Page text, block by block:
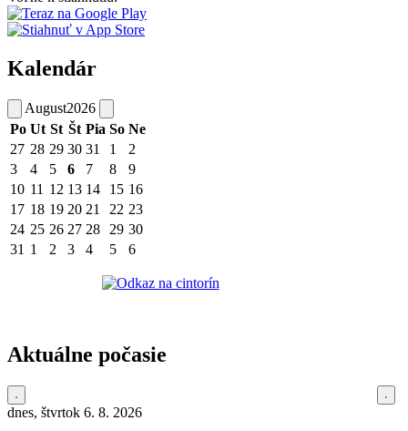
Kalendár
August2026
Po Ut St Št Pia So Ne
27 28 29 30 31 1
2
3
4 5 6 7 8
9
10 11 12 13 14 15 16
17 18 19 20 21 22 23
24 25 26 27 28 29 30
31 1 2 3 4 5 6
Aktuálne počasie
dnes, štvrtok 6. 8. 2026